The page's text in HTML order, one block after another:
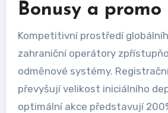
Bonusy a
Kompetitivní prostředí
zahraniční operátory
odměnové systémy.
převyšují velikost iniciálního
optimální akce představují